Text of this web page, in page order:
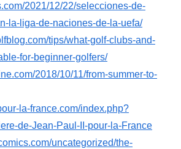
2021/12/22/selecciones-de-
la-liga-de-naciones-de-la-uefa/
tips/what-golf-clubs-and-
for-beginner-golfers/
2018/10/11/from-summer-to-
la-france.com/index.php?
de-Jean-Paul-II-pour-la-France
uncategorized/the-